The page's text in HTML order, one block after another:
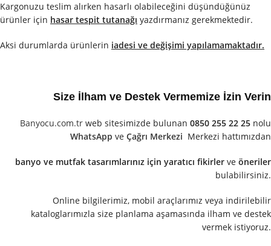
Kargonuzu teslim alırken hasarlı olabileceğini düşündüğünüz
ürünler için hasar tespit tutanağı yazdırmanız gerekmektedir.
Aksi durumlarda ürünlerin iadesi ve değişimi yapılamamaktadır.
Size İlham ve Destek Vermemize İzin Verin
Banyocu.com.tr web sitesimizde bulunan 0850 255 22 25 nolu
WhatsApp ve Çağrı Merkezi Merkezi hattımızdan
banyo ve mutfak tasarımlarınız için yaratıcı fikirler ve öneriler
bulabilirsiniz.
Online bilgilerimiz, mobil araçlarımız veya indirilebilir
kataloglarımızla size planlama aşamasında ilham ve destek
vermek istiyoruz.